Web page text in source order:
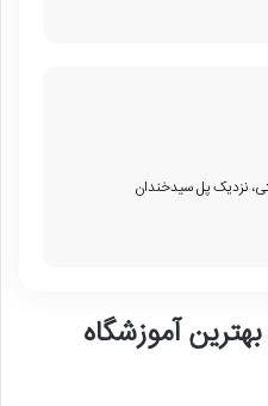
نزدیک پل سیدخندان
آموزشگاه